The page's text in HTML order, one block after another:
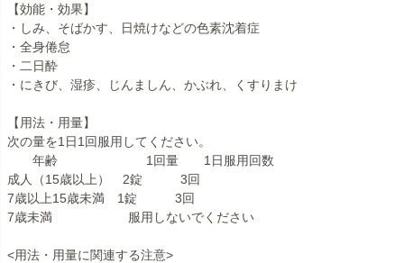
【効能・効果】
・しみ、そばかす、日焼けなどの色素沈着症
・全身倦怠
・二日酔
・にきび、湿疹、じんましん、かぶれ、くすりまけ
【用法・用量】
次の量を1日1回服用してください。
年齢 1回量 1日服用回数
成人（15歳以上） 2錠 3回
7歳以上15歳未満 1錠 3回
7歳未満 服用しないでください
<用法・用量に関連する注意>